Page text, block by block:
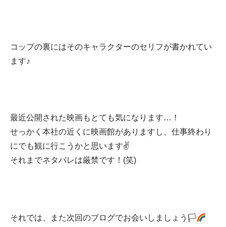
コップの裏にはそのキャラクターのセリフが書かれてい
ます♪
最近公開された映画もとても気になります…！
せっかく本社の近くに映画館がありますし、仕事終わり
にでも観に行こうかと思います✌
それまでネタバレは厳禁です！(笑)
それでは、また次回のブログでお会いしましょう🏳‍